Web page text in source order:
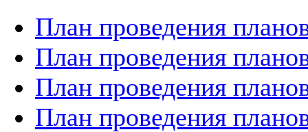
План проведения
План проведения
План проведения
План проведения